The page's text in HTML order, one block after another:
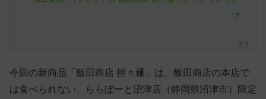
今回の新商品「飯田商店 担々麺」は、飯田商店の本店で
は食べられない、ららぽーと沼津店（静岡県沼津市）限定